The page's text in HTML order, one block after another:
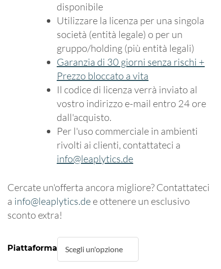
disponibile
Utilizzare la licenza per una singola
società (entità legale) o per un
gruppo/holding (più entità legali)
Garanzia di 30 giorni senza rischi +
Prezzo bloccato a vita
Il codice di licenza verrà inviato al
vostro indirizzo e-mail entro 24 ore
dall'acquisto.
Per l'uso commerciale in ambienti
rivolti ai clienti, contattateci a
info@leaplytics.de
Cercate un'offerta ancora migliore? Contattateci
a info@leaplytics.de e ottenere un esclusivo
sconto extra!
Piattaforma